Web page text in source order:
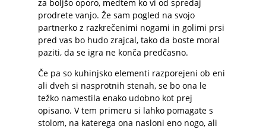
za boljšo oporo, medtem ko vi od spredaj
prodrete vanjo. Že sam pogled na svojo
partnerko z razkrečenimi nogami in golimi prsi
pred vas bo hudo zrajcal, tako da boste moral
paziti, da se igra ne konča predčasno.
Če pa so kuhinjsko elementi razporejeni ob eni
ali dveh si nasprotnih stenah, se bo ona le
težko namestila enako udobno kot prej
opisano. V tem primeru si lahko pomagate s
stolom, na katerega ona nasloni eno nogo, ali